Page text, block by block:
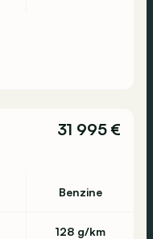
31 995 €
Benzine
128 g/km